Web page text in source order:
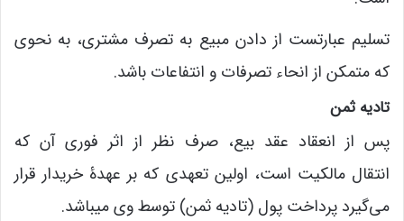
تسلیم عبارتست از دادن مبیع به تصرف مشتری، به نحوی
که متمکن از انحاء تصرفات و انتفاعات باشد.
تادیه ثمن
پس از انعقاد عقد بیع، صرف نظر از اثر فوری آن که
انتقال مالکیت است، اولین تعهدی که بر عهدۀ خریدار قرار
می‌گیرد پرداخت پول (تادیه ثمن) توسط وی میباشد.